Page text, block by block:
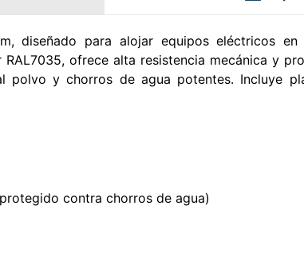
diseñado para alojar equipos eléctricos en
ofrece alta resistencia mecánica y
polvo y chorros de agua potentes. Incluye
contra chorros de agua)